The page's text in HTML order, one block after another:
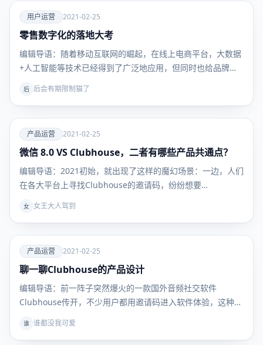
爱
用户运
营
用户运营 2021-02-25
零售数字化的落地大考
编辑导语：随着移动互联网的崛起，在线上电商平台，大数据
+人工智能等技术已经得到了广泛地应用，但同时也给品牌商
后 后会有期限制猫了
爱
产品运
营
产品运营 2021-02-25
微信 8.0 VS Clubhouse，二者有哪些产品共通点？
编辑导语：2021初始，就出现了这样的魔幻场景：一边，人们
在各大平台上寻找Clubhouse的邀请码，纷纷想要…
女 女王大人驾到
爱
产品运
产品运营 2021-02-25
聊一聊Clubhouse的产品设计
编辑导语：前一阵子突然爆火的一款国外音频社交软件
Clubhouse传开，不少用户都用邀请码进入软件体验，这种
谁 谁都没我可爱